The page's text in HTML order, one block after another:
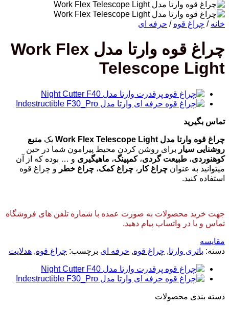
خانه / چراغ قوه / حرفه ای
چراغ قوه وارتا مدل Work Flex
Telescope Light
تماس بگیرید
چراغ قوه وارتا مدل Work Flex Telescope Light یک منبع
روشنایی سیار برای روشن کردن محیط پیرامون شما در حین
کوهنوردی، طبیعت گردی،کمپینگ، ماهیگیری و … بوده که از آن
میتوانید به عنوان چراغ کار ، چراغ کمک، چراغ خطر و چراغ قوه
استفاده کنید.
جهت خرید محصولات به صورت عمده با شماره تلفن های فروشگاه
تماس و یا در واتساپ پیام دهید.
مقایسه
دسته: باتری وارتا, چراغ قوه, حرفه ای برچسب: چراغ قوه, هدلایت
دسته‌ بندی محصولات